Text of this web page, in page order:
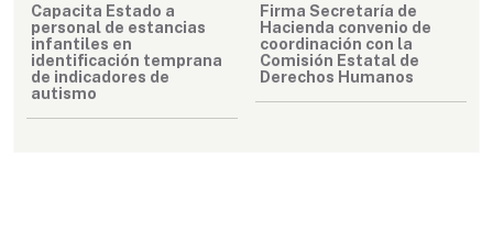
Capacita Estado a
personal de estancias
infantiles en
identificación temprana
de indicadores de
autismo
Firma Secretaría de
Hacienda convenio de
coordinación con la
Comisión Estatal de
Derechos Humanos